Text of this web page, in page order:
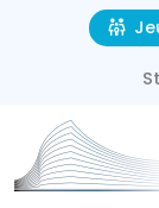
Overslaan en